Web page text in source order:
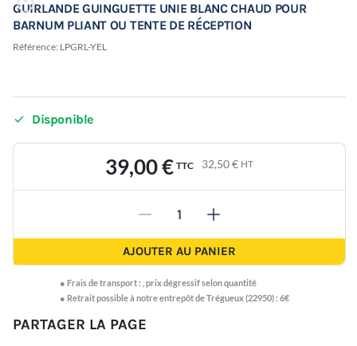
GUIRLANDE GUINGUETTE UNIE BLANC CHAUD POUR
BARNUM PLIANT OU TENTE DE RÉCEPTION
Référence: LPGRL-YEL
 Disponible
39,00 € TTC 32,50 € HT
- +
AJOUTER AU PANIER
● Frais de transport : prix dégressif selon quantité
● Retrait possible à notre entrepôt de Trégueux (22950) : 6€
PARTAGER LA PAGE